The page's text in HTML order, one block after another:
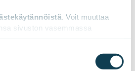
. Voit muuttaa
sivuston vasemmassa